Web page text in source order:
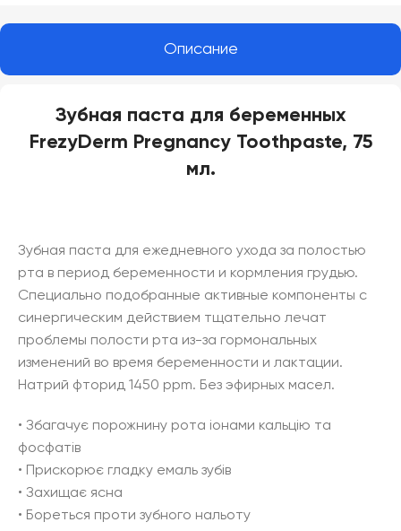
Описание
Зубная паста для беременных
FrezyDerm Pregnancy Toothpaste, 75
мл.
Зубная паста для ежедневного ухода за полостью
рта в период беременности и кормления грудью.
Специально подобранные активные компоненты с
синергическим действием тщательно лечат
проблемы полости рта из-за гормональных
изменений во время беременности и лактации.
Натрий фторид 1450 ppm. Без эфирных масел.
• Збагачує порожнину рота іонами кальцію та
фосфатів
• Прискорює гладку емаль зубів
• Захищає ясна
• Бореться проти зубного нальоту